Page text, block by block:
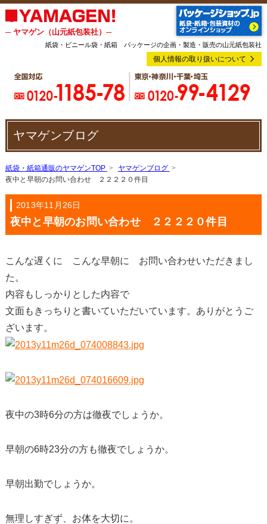
─ ヤマゲン（山元紙包装社）─
紙袋・ビニール袋・紙箱 パッケージの企画・製造・販売の山元紙包装社
個人情報の取り扱いについて
ヤマゲンブログ
紙袋・紙箱通販のヤマゲンTOP
ヤマゲンブログ
夜中と早朝のお問い合わせ ２２２２０件目
2013年11月26日
夜中と早朝のお問い合わせ ２２２２０件目
こんな遅くに こんな早朝に お問い合わせいただきまし
た。
内容もしっかりとした内容で
文面もきっちりと書いていただいています。ありがとうご
ざいます。
夜中の3時6分の方は徹夜でしょうか。
早朝の6時23分の方も徹夜でしょうか。
早朝出勤でしょうか。
無理しすぎず、お体を大切に。